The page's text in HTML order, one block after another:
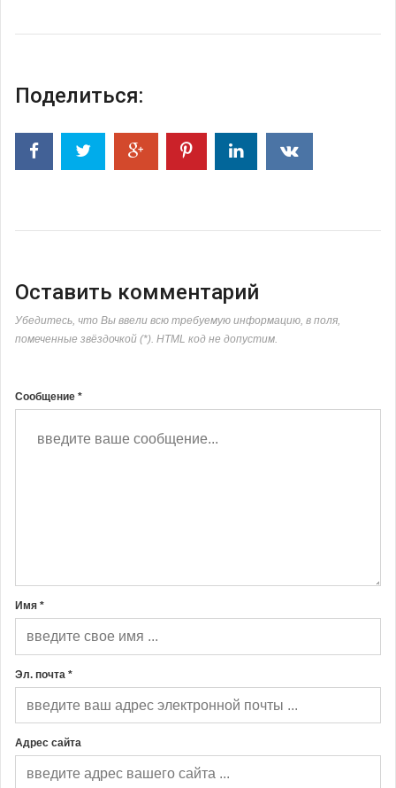
Поделиться:
Оставить комментарий
Убедитесь, что Вы ввели всю требуемую информацию, в поля,
помеченные звёздочкой (*). HTML код не допустим.
Сообщение *
Имя *
Эл. почта *
Адрес сайта